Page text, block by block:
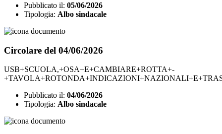
Pubblicato il: 05/06/2026
Tipologia: Albo sindacale
Circolare del 04/06/2026
USB+SCUOLA,+OSA+E+CAMBIARE+ROTTA+-
Pubblicato il: 04/06/2026
Tipologia: Albo sindacale